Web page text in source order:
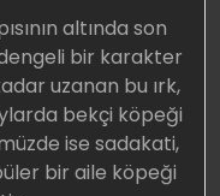
altında son
bir karakter
uzanan bu ırk,
bekçi köpeği
ise sadakati,
bir aile köpeği